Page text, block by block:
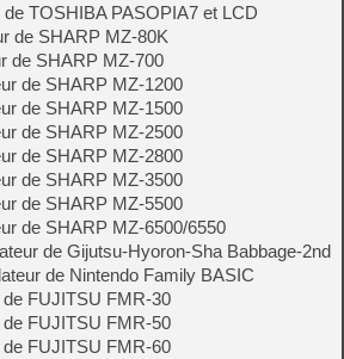
TOSHIBA PASOPIA7 et LCD
de SHARP MZ-80K
de SHARP MZ-700
de SHARP MZ-1200
de SHARP MZ-1500
de SHARP MZ-2500
de SHARP MZ-2800
de SHARP MZ-3500
de SHARP MZ-5500
de SHARP MZ-6500/6550
de Gijutsu-Hyoron-Sha Babbage-2nd
de Nintendo Family BASIC
FUJITSU FMR-30
FUJITSU FMR-50
FUJITSU FMR-60